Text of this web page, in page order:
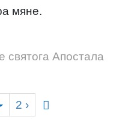
мяне.
святога Апостала
2 ›